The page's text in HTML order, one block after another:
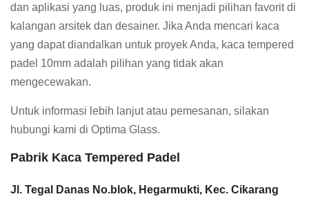
dan aplikasi yang luas, produk ini menjadi pilihan favorit di
kalangan arsitek dan desainer. Jika Anda mencari kaca
yang dapat diandalkan untuk proyek Anda, kaca tempered
padel 10mm adalah pilihan yang tidak akan
mengecewakan.
Untuk informasi lebih lanjut atau pemesanan, silakan
hubungi kami di Optima Glass.
Pabrik Kaca Tempered Padel
Jl. Tegal Danas No.blok, Hegarmukti, Kec. Cikarang